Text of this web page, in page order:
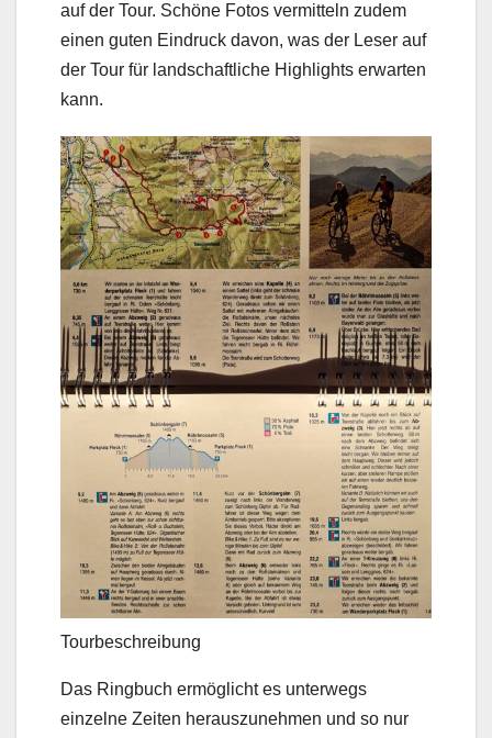
auf der Tour. Schöne Fotos vermitteln zudem
einen guten Eindruck davon, was der Leser auf
der Tour für landschaftliche Highlights erwarten
kann.
Tourbeschreibung
Das Ringbuch ermöglicht es unterwegs
einzelne Zeiten herauszunehmen und so nur